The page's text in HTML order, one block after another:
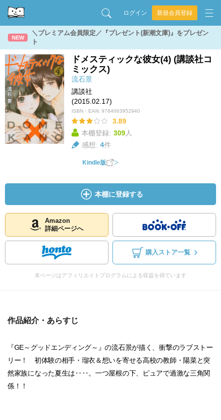
ログイン 新規会員登録
NEW
＼プレミアム会員限定／『プレゼント(新潮文庫)』をプレゼン
ト
ドメスティックな彼女(4) (講談社コ
ミックス)
流石景
講談社
(2015.02.17)
ISBN・EAN: 9784063952940
3.89
本棚登録: 309人
感想: 4件
Kindle版
本棚に登録する
Amazon
詳細ページへ
購入ストア一覧
本ページはアフィリエイトプログラムによる収益を得ています
作品紹介・あらすじ
『GE～グッドエンディング～』の流石景が描く、衝撃のラブストー
リー！ 初体験の相手・瑠衣＆想いを寄せる高校の教師・陽菜と突
然家族になった夏生は‥‥。一つ屋根の下、ピュアで過激な三角関
係！！